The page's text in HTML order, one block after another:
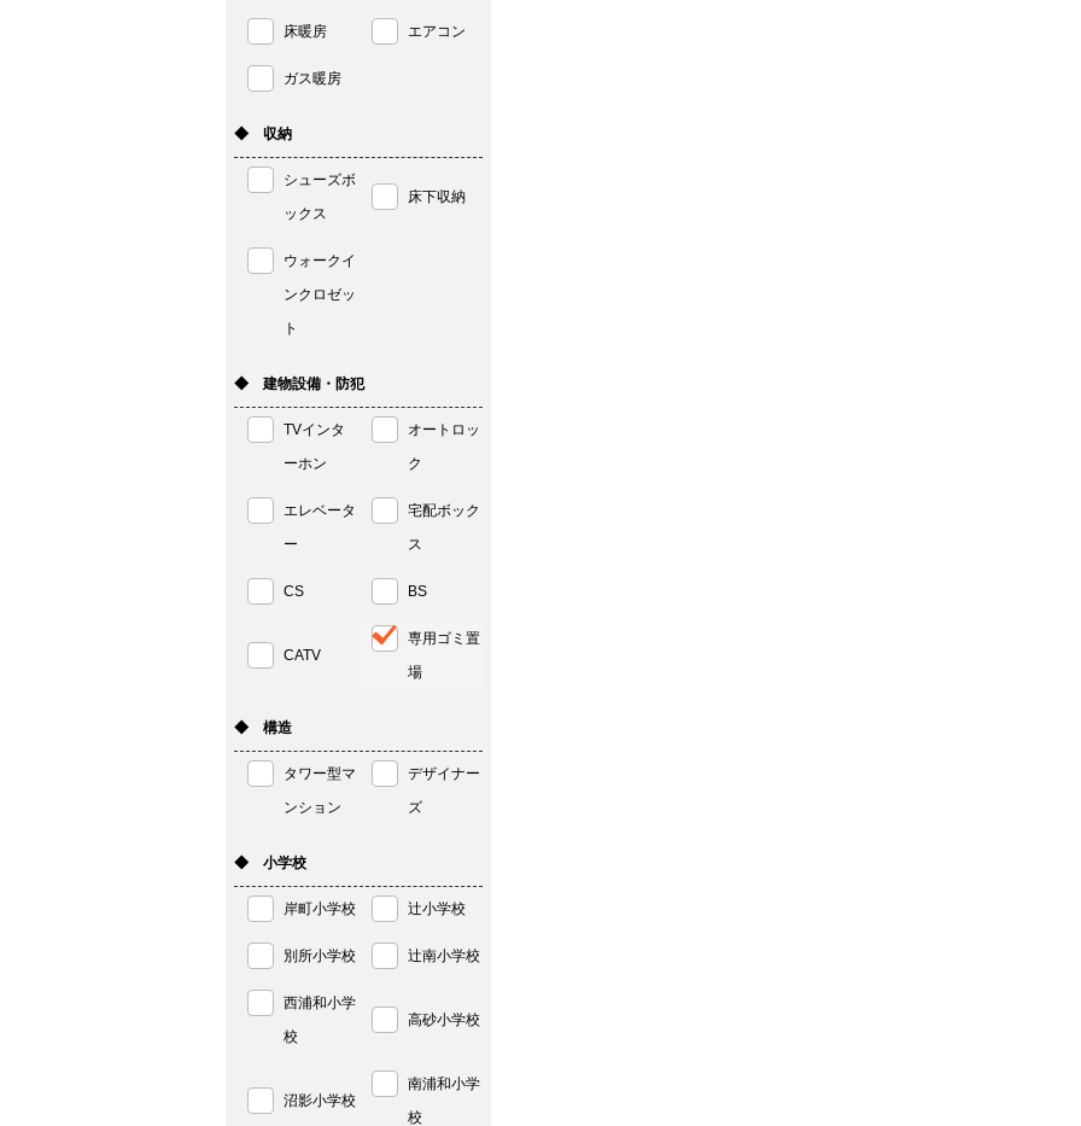
床暖房 エアコン
ガス暖房
◆ 収納
シューズボ
ックス
床下収納
ウォークイ
ンクロゼッ
ト
◆ 建物設備・防犯
TVインタ
ーホン
オートロッ
ク
エレベータ
ー
宅配ボック
ス
CS BS
CATV
専用ゴミ置
場
◆ 構造
タワー型マ
ンション
デザイナー
ズ
◆ 小学校
岸町小学校 辻小学校
別所小学校 辻南小学校
西浦和小学
校
高砂小学校
沼影小学校
南浦和小学
校